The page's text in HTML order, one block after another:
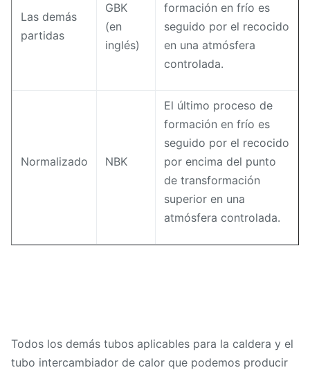
Las demás
partidas
GBK
(en
inglés)
formación en frío es
seguido por el recocido
en una atmósfera
controlada.
Normalizado NBK
El último proceso de
formación en frío es
seguido por el recocido
por encima del punto
de transformación
superior en una
atmósfera controlada.
Todos los demás tubos aplicables para la caldera y el
tubo intercambiador de calor que podemos producir